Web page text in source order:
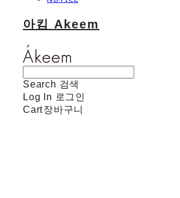
아킴 Akeem
Search 검색
Log In 로그인
Cart장바구니